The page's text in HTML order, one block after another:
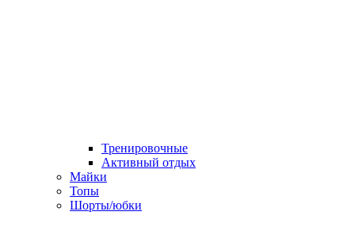
Тренировочные
Активный отдых
Майки
Топы
Шорты/юбки